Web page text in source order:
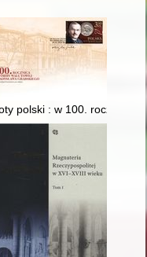
polski : w 100. rocznicę